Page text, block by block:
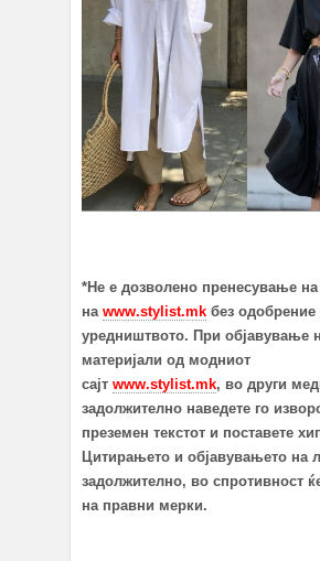
*Не е дозволено пренесување
на www.stylist.mk без одобрение
уредништвото. При објавување
материјали од модниот
сајт www.stylist.mk, во други
задолжително наведете го
преземен текстот и поставете
Цитирањето и објавувањето на
задолжително, во спротивност
на правни мерки.